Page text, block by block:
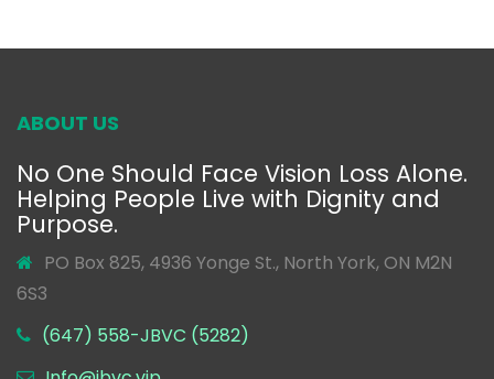
ABOUT US
No One Should Face Vision Loss Alone.
Helping People Live with Dignity and
Purpose.
PO Box 825, 4936 Yonge St., North York, ON M2N
6S3
(647) 558-JBVC (5282)